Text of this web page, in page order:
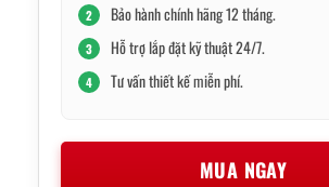
2 Bảo hành chính hãng 12 tháng.
3 Hỗ trợ lắp đặt kỹ thuật 24/7.
4 Tư vấn thiết kế miễn phí.
MUA NGAY